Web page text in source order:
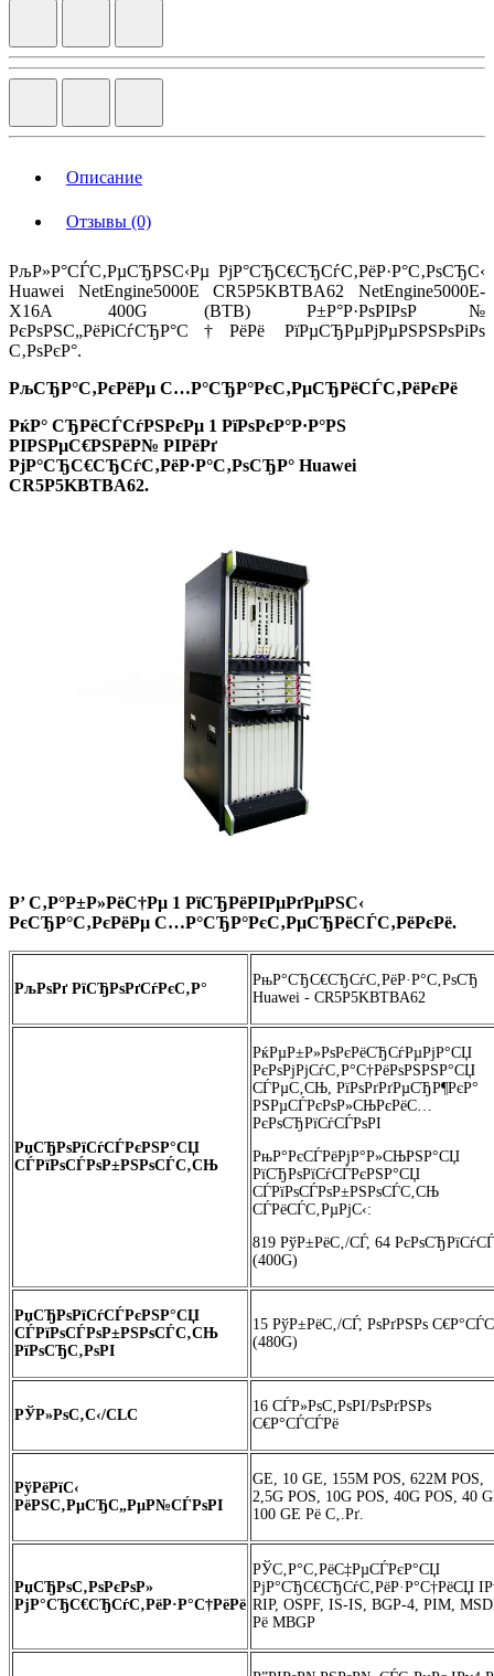
Описание
Отзывы (0)
РљР»Р°СЃС‚РµСЂРЅС‹Рµ РјР°СЂС€СЂСѓС‚РёР·Р°С‚РѕСЂС‹
Huawei NetEngine5000E CR5P5KBTBA62 NetEngine5000E-
X16A 400G (BTB) Р±Р°Р·РѕРІРѕР№
РєРѕРЅС„РёРіСѓСЂР°С†РёРё РїРµСЂРµРјРµРЅРЅРѕРіРѕ
С‚РѕРєР°.
РљСЂР°С‚РєРёРµ С…Р°СЂР°РєС‚РµСЂРёСЃС‚РёРєРё
РќР° СЂРёСЃСѓРЅРєРµ 1 РїРѕРєР°Р·Р°РЅ
РІРЅРµС€РЅРёР№ РІРёРґ
РјР°СЂС€СЂСѓС‚РёР·Р°С‚РѕСЂР° Huawei
CR5P5KBTBA62.
Р’ С‚Р°Р±Р»РёС†Рµ 1 РїСЂРёРІРµРґРµРЅС‹
РєСЂР°С‚РєРёРµ С…Р°СЂР°РєС‚РµСЂРёСЃС‚РёРєРё.
РљРѕРґ РїСЂРѕРґСѓРєС‚Р°
РњР°СЂС€СЂСѓС‚РёР·Р°С‚РѕСЂ
Huawei - CR5P5KBTBA62
РџСЂРѕРїСѓСЃРєРЅР°СЏ
СЃРїРѕСЃРѕР±РЅРѕСЃС‚СЊ
РќРµР±Р»РѕРєРёСЂСѓРµРјР°СЏ
РєРѕРјРјСѓС‚Р°С†РёРѕРЅРЅР°СЏ
СЃРµС‚СЊ, РїРѕРґРґРµСЂР¶РєР°
РЅРµСЃРєРѕР»СЊРєРёС…
РєРѕСЂРїСѓСЃРѕРІ
РњР°РєСЃРёРјР°Р»СЊРЅР°СЏ
РїСЂРѕРїСѓСЃРєРЅР°СЏ
СЃРїРѕСЃРѕР±РЅРѕСЃС‚СЊ
СЃРёСЃС‚РµРјС‹:
819 РўР±РёС‚/СЃ, 64
(400G)
РџСЂРѕРїСѓСЃРєРЅР°СЏ
СЃРїРѕСЃРѕР±РЅРѕСЃС‚СЊ
РїРѕСЂС‚РѕРІ
15 РўР±РёС‚/СЃ, РѕРґРЅРѕ
(480G)
РЎР»РѕС‚С‹/CLC
16 СЃР»РѕС‚РѕРІ/РѕРґРЅРѕ
С€Р°СЃСЃРё
РўРёРїС‹
РёРЅС‚РµСЂС„РµР№СЃРѕРІ
GE, 10 GE, 155M POS, 622M POS,
2,5G POS, 10G POS, 40G POS, 40
100 GE Рё С‚.Рґ.
РџСЂРѕС‚РѕРєРѕР»
РјР°СЂС€СЂСѓС‚РёР·Р°С†РёРё
РЎС‚Р°С‚РёС‡РµСЃРєР°СЏ
РјР°СЂС€СЂСѓС‚РёР·Р°С†РёСЏ
RIP, OSPF, IS-IS, BGP-4, PIM,
Рё MBGP